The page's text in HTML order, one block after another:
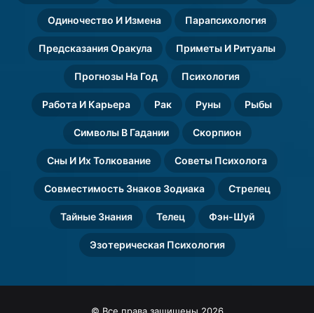
Одиночество И Измена Парапсихология
Предсказания Оракула Приметы И Ритуалы
Прогнозы На Год Психология
Работа И Карьера Рак Руны Рыбы
Символы В Гадании Скорпион
Сны И Их Толкование Советы Психолога
Совместимость Знаков Зодиака Стрелец
Тайные Знания Телец Фэн-Шуй
Эзотерическая Психология